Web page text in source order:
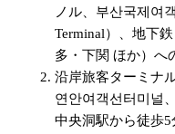
ノル、부산국제여
Terminal）、地下
多・下関 ほか）へ
沿岸旅客ターミナ
연안여객선터미널
中央洞駅から徒歩